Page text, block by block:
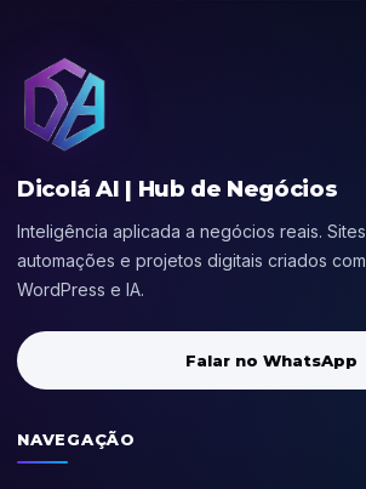
Dicolá AI | Hub de Negócios
Inteligência aplicada a negócios reais.
automações e projetos digitais criados
WordPress e IA.
Falar no WhatsApp
NAVEGAÇÃO